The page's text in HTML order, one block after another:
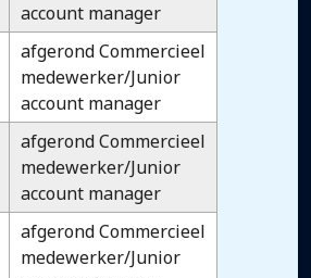
account manager
afgerond Commercieel
medewerker/Junior
account manager
afgerond Commercieel
medewerker/Junior
account manager
afgerond Commercieel
medewerker/Junior